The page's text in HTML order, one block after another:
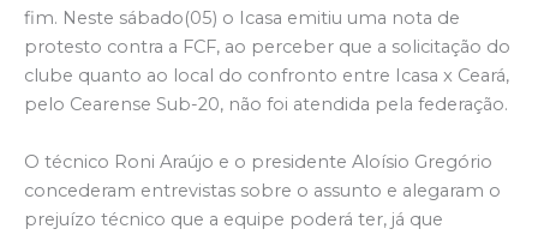
fim. Neste sábado(05) o Icasa emitiu uma nota de
protesto contra a FCF, ao perceber que a solicitação do
clube quanto ao local do confronto entre Icasa x Ceará,
pelo Cearense Sub-20, não foi atendida pela federação.
O técnico Roni Araújo e o presidente Aloísio Gregório
concederam entrevistas sobre o assunto e alegaram o
prejuízo técnico que a equipe poderá ter, já que